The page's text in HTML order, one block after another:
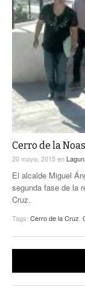
Cerro de la
20 mayo, 2015en
El alcalde Miguel
segunda fase de la
Cruz.
Tags: Cerro de la Cruz,